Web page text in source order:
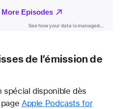
de l’émission de
spécial disponible dès
Apple Podcasts for